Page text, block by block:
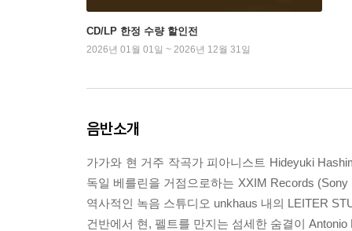
CD/LP 한정 수량 할인전
2026년 01월 01일 ~ 2026년 12월 31일
음반소개
가가와 현 거주 작곡가 피아니스트 Hideyuki
독일 베를린을 거점으로하는 XXIM Records
역사적인 녹음 스튜디오 unkhaus 내의 LEITER
건반에서 현, 펠트를 만지는 섬세한 숨결이